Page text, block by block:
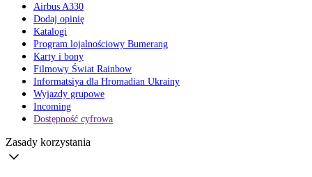
Airbus A330
Dodaj opinię
Katalogi
Program lojalnościowy Bumerang
Karty i bony
Filmowy Świat Rainbow
Informatsiya dla Hromadian Ukrainy
Wyjazdy grupowe
Incoming
Dostępność cyfrowa
Zasady korzystania